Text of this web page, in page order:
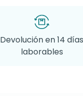
Devolución en 14 días
laborables